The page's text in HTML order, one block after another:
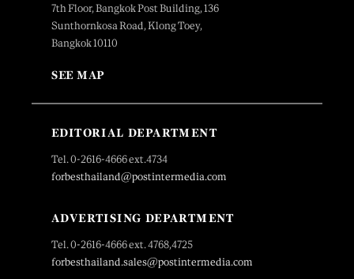
7th Floor, Bangkok Post Building, 136
Sunthornkosa Road, Klong Toey,
Bangkok 10110
SEE MAP
EDITORIAL DEPARTMENT
Tel. 0-2616-4666 ext.4734
forbesthailand@postintermedia.com
ADVERTISING DEPARTMENT
Tel. 0-2616-4666 ext. 4768,4725
forbesthailand.sales@postintermedia.com